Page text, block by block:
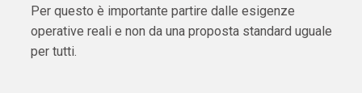
Per questo è importante partire dalle esigenze
operative reali e non da una proposta standard uguale
per tutti.